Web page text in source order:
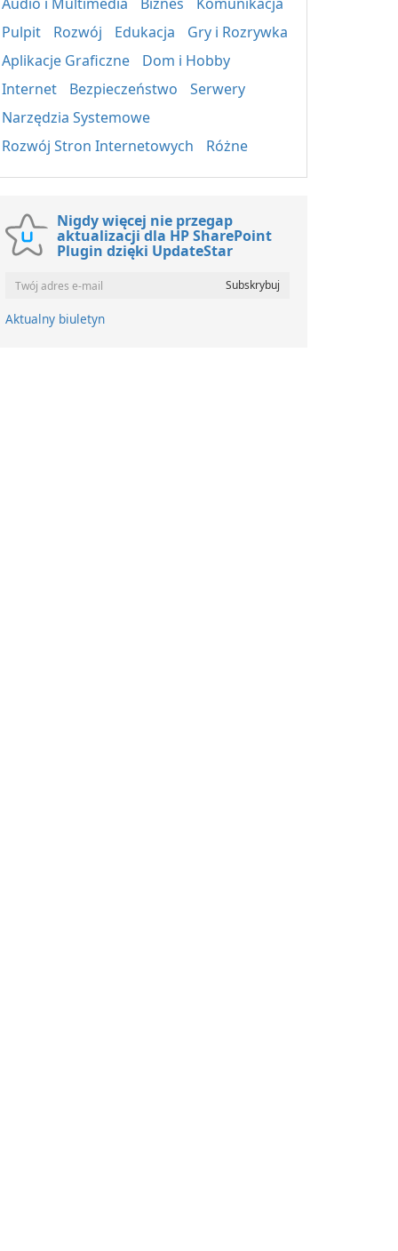
Pulpit
Rozwój Edukacja
Gry i Rozrywka
Aplikacje Graficzne
Dom i Hobby
Internet
Bezpieczeństwo
Serwery
Narzędzia Systemowe
Rozwój Stron Internetowych
Różne
Nigdy więcej nie przegap
aktualizacji dla HP SharePoint
Plugin dzięki UpdateStar
Aktualny biuletyn